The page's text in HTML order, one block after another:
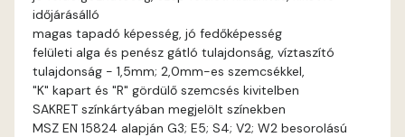
időjárásálló
magas tapadó képesség, jó fedőképesség
felületi alga és penész gátló tulajdonság, víztaszító
tulajdonság - 1,5mm; 2,0mm-es szemcsékkel,
"K" kapart és "R" gördülő szemcsés kivitelben
SAKRET színkártyában megjelölt színekben
MSZ EN 15824 alapján G3; E5; S4; V2; W2 besorolású